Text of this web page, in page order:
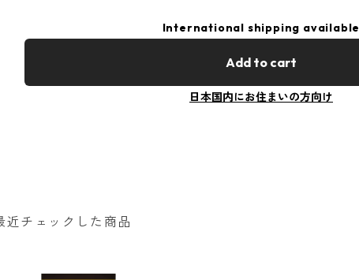
International shipping available
Add to cart
日本国内にお住まいの方向け
近チェックした商品